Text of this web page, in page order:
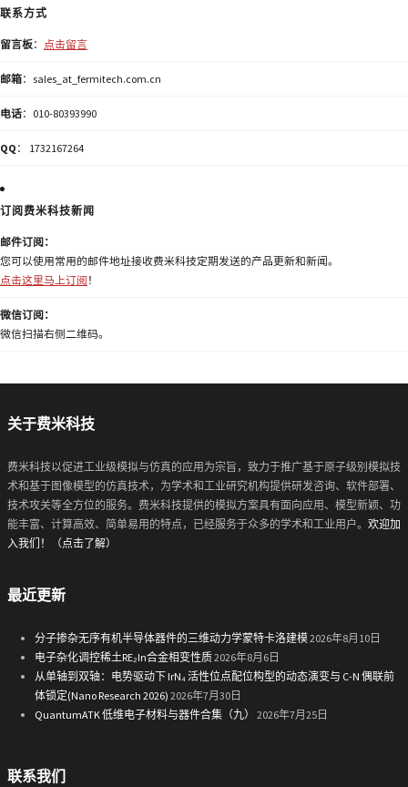
联系方式
留言板： 点击留言
邮箱：sales_at_fermitech.com.cn
电话：010-80393990
QQ ： 1732167264
订阅费米科技新闻
邮件订阅：
您可以使用常用的邮件地址接收费米科技定期发送的产品更新和新闻。
点击这里马上订阅 ！
微信订阅：
微信扫描右侧二维码。
关于费米科技
费米科技以促进工业级模拟与仿真的应用为宗旨，致力于推广基于原子级别模拟技
术和基于图像模型的仿真技术，为学术和工业研究机构提供研发咨询、软件部署、
技术攻关等全方位的服务。费米科技提供的模拟方案具有面向应用、模型新颖、功
能丰富、计算高效、简单易用的特点，已经服务于众多的学术和工业用户。 欢迎加
入我们！（点击了解）
最近更新
分子掺杂无序有机半导体器件的三维动力学蒙特卡洛建模2026年8月10日
电子杂化调控稀土RE₂In合金相变性质2026年8月6日
从单轴到双轴：电势驱动下 IrN₄ 活性位点配位构型的动态演变与 C-N 偶联前
体锁定(Nano Research 2026) 2026年7月30日
QuantumATK 低维电子材料与器件合集（九）
2026年7月25日
联系我们